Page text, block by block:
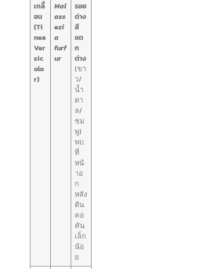
เกลื้
อน
(Ti
nea
Ver
sic
olo
r)
Mal
ass
ezi
a
furf
ur
รอย
ด่าง
สี
แต
ก
ต่าง
(ขา
ว/
น้ำ
ตา
ล/
ชม
พู)
พบ
ที่
หน้
าอ
ก
หลัง
ต้น
คอ
คัน
เล็ก
น้อ
ย